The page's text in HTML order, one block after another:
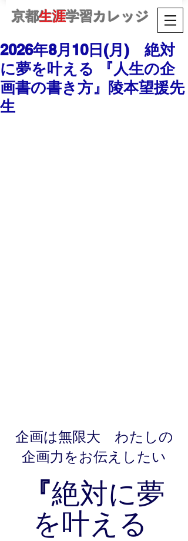
京都生涯学習カレッジ
2026年8月10日(月) 絶対
に夢を叶える 『人生の企
画書の書き方』陵本望援先
生
企画は無限大　わたしの
企画力をお伝えしたい
『絶対に夢
を叶える